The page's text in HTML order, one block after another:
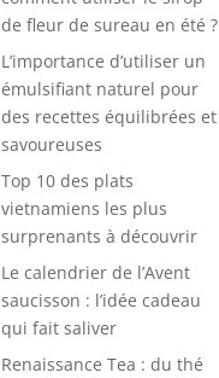
de fleur de sureau en été ?
L’importance d’utiliser un
émulsifiant naturel pour
des recettes équilibrées et
savoureuses
Top 10 des plats
vietnamiens les plus
surprenants à découvrir
Le calendrier de l’Avent
saucisson : l’idée cadeau
qui fait saliver
Renaissance Tea : du thé